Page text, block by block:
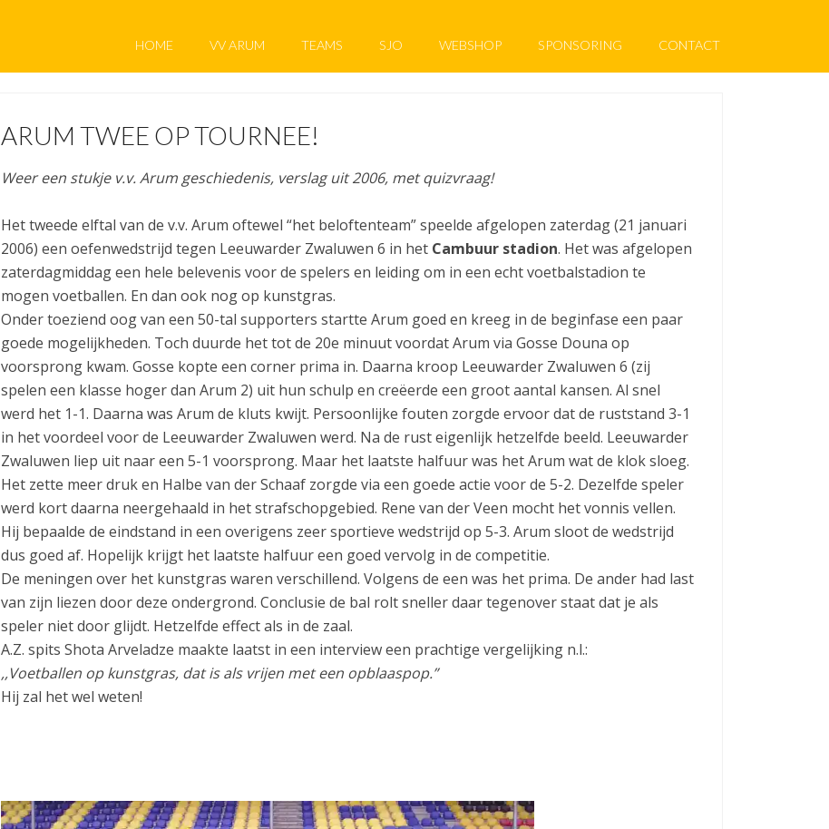
HOME VV ARUM TEAMS SJO WEBSHOP SPONSORING CONTACT
ARUM TWEE OP TOURNEE!
Weer een stukje v.v. Arum geschiedenis, verslag uit 2006, met quizvraag!
Het tweede elftal van de v.v. Arum oftewel “het beloftenteam” speelde afgelopen zaterdag (21 januari
2006) een oefenwedstrijd tegen Leeuwarder Zwaluwen 6 in het Cambuur stadion. Het was afgelopen
zaterdagmiddag een hele belevenis voor de spelers en leiding om in een echt voetbalstadion te
mogen voetballen. En dan ook nog op kunstgras.
Onder toeziend oog van een 50-tal supporters startte Arum goed en kreeg in de beginfase een paar
goede mogelijkheden. Toch duurde het tot de 20e minuut voordat Arum via Gosse Douna op
voorsprong kwam. Gosse kopte een corner prima in. Daarna kroop Leeuwarder Zwaluwen 6 (zij
spelen een klasse hoger dan Arum 2) uit hun schulp en creëerde een groot aantal kansen. Al snel
werd het 1-1. Daarna was Arum de kluts kwijt. Persoonlijke fouten zorgde ervoor dat de ruststand 3-1
in het voordeel voor de Leeuwarder Zwaluwen werd. Na de rust eigenlijk hetzelfde beeld. Leeuwarder
Zwaluwen liep uit naar een 5-1 voorsprong. Maar het laatste halfuur was het Arum wat de klok sloeg.
Het zette meer druk en Halbe van der Schaaf zorgde via een goede actie voor de 5-2. Dezelfde speler
werd kort daarna neergehaald in het strafschopgebied. Rene van der Veen mocht het vonnis vellen.
Hij bepaalde de eindstand in een overigens zeer sportieve wedstrijd op 5-3. Arum sloot de wedstrijd
dus goed af. Hopelijk krijgt het laatste halfuur een goed vervolg in de competitie.
De meningen over het kunstgras waren verschillend. Volgens de een was het prima. De ander had last
van zijn liezen door deze ondergrond. Conclusie de bal rolt sneller daar tegenover staat dat je als
speler niet door glijdt. Hetzelfde effect als in de zaal.
A.Z. spits Shota Arveladze maakte laatst in een interview een prachtige vergelijking n.l.:
,,Voetballen op kunstgras, dat is als vrijen met een opblaaspop.”
Hij zal het wel weten!